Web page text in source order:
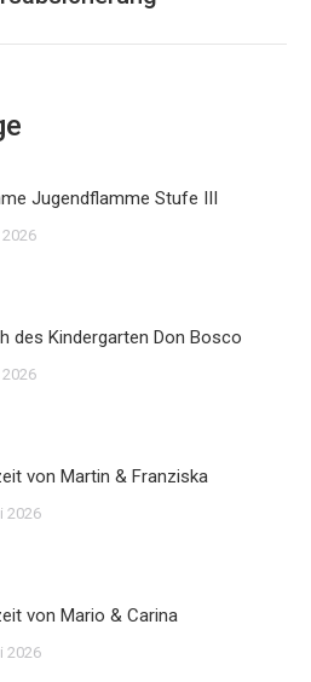
Jugendflamme Stufe III
des Kindergarten Don Bosco
von Martin & Franziska
2026
von Mario & Carina
2026